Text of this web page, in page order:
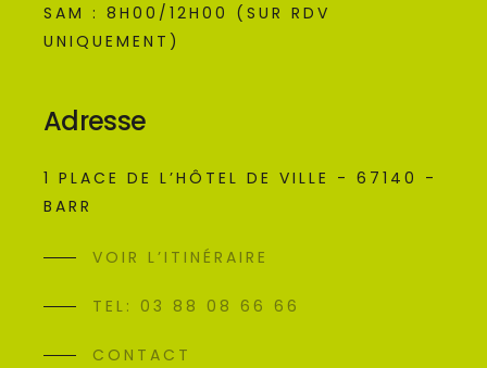
SAM : 8H00/12H00 (SUR RDV
UNIQUEMENT)
Adresse
1 PLACE DE L’HÔTEL DE VILLE - 67140 -
BARR
VOIR L’ITINÉRAIRE
TEL: 03 88 08 66 66
CONTACT